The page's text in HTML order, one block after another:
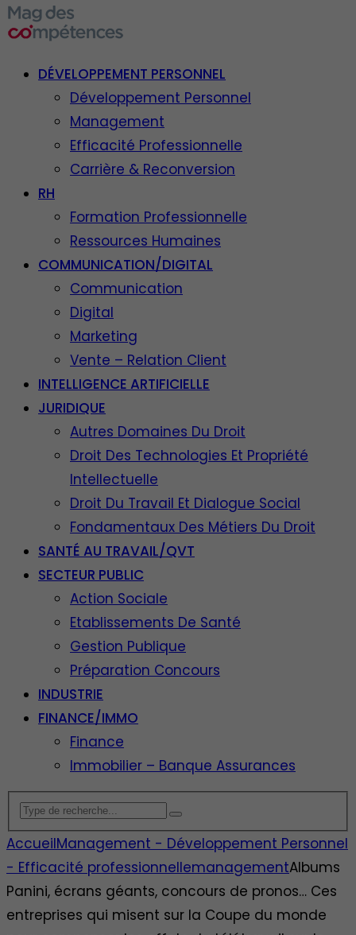
DÉVELOPPEMENT PERSONNEL
Développement Personnel
Management
Efficacité Professionnelle
Carrière & Reconversion
RH
Formation Professionnelle
Ressources Humaines
COMMUNICATION/DIGITAL
Communication
Digital
Marketing
Vente – Relation Client
INTELLIGENCE ARTIFICIELLE
JURIDIQUE
Autres Domaines Du Droit
Droit Des Technologies Et Propriété
Intellectuelle
Droit Du Travail Et Dialogue Social
Fondamentaux Des Métiers Du Droit
SANTÉ AU TRAVAIL/QVT
SECTEUR PUBLIC
Action Sociale
Etablissements De Santé
Gestion Publique
Préparation Concours
INDUSTRIE
FINANCE/IMMO
Finance
Immobilier – Banque Assurances
AccueilManagement - Développement Personnel
- Efficacité professionnellemanagementAlbums
Panini, écrans géants, concours de pronos… Ces
entreprises qui misent sur la Coupe du monde